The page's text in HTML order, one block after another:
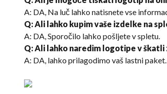
A: DA, Na luč lahko natisnete vse
Q: Ali lahko kupim vaše izdelke na
A: DA, Sporočilo lahko pošljete v spletu.
Q: Ali lahko naredim logotipe v škatli
A: DA, lahko prilagodimo vaš lastni paket.